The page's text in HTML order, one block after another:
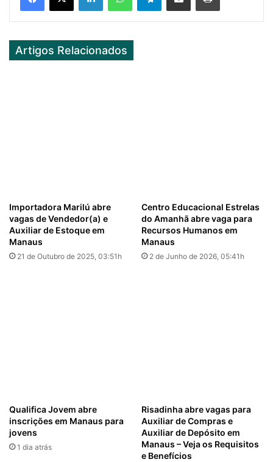
Artigos Relacionados
Importadora Marilú abre
vagas de Vendedor(a) e
Auxiliar de Estoque em
Manaus
21 de Outubro de 2025, 03:51h
Centro Educacional Estrelas
do Amanhã abre vaga para
Recursos Humanos em
Manaus
2 de Junho de 2026, 05:41h
Qualifica Jovem abre
inscrições em Manaus para
jovens
1 dia atrás
Risadinha abre vagas para
Auxiliar de Compras e
Auxiliar de Depósito em
Manaus – Veja os Requisitos
e Benefícios